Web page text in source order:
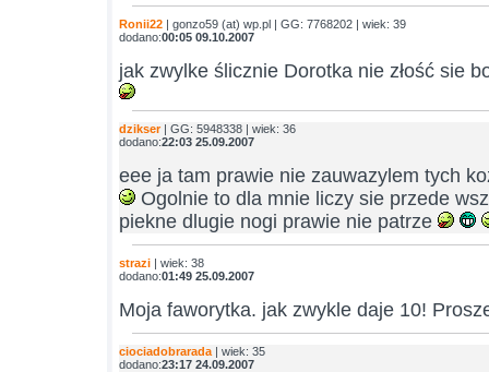
Ronii22 | gonzo59 (at) wp.pl | GG: 7768202 | wiek: 39
dodano:00:05 09.10.2007
jak zwylke ślicznie Dorotka nie złość sie
dzikser| GG: 5948338 | wiek: 36
dodano:22:03 25.09.2007
eee ja tam prawie nie zauwazylem tych
Ogolnie to dla mnie liczy sie przede
piekne dlugie nogi prawie nie patrze
strazi | wiek: 38
dodano:01:49 25.09.2007
Moja faworytka. jak zwykle daje 10!
ciociadobrarada | wiek: 35
dodano:23:17 24.09.2007